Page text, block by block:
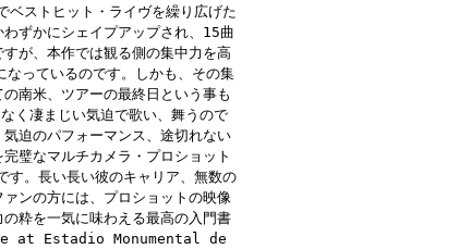
ストヒット・ライヴを繰り広げた
ずかにシェイプアップされ、15曲
が、本作では観る側の集中力を高
っているのです。しかも、その集
南米、ツアーの最終日という事も
く凄まじい気迫で歌い、舞うので
迫のパフォーマンス、途切れない
璧なマルチカメラ・プロショット
。長い長い彼のキャリア、無数の
ンの方には、プロショットの映像
粋を一気に味わえる最高の入門書
Live at Estadio Monumental de